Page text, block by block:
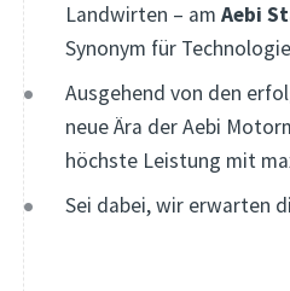
Landwirten – amAebi
Synonym für
Ausgehend von den
neue Ära der Aebi
höchste Leistung mit
Sei dabei, wir erwarten